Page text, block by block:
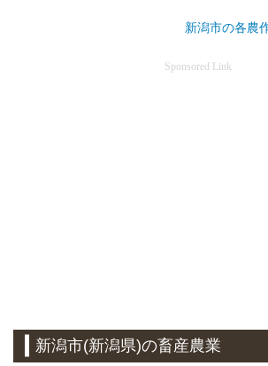
新潟市の各農
Sponsored Link
新潟市(新潟県)の畜産農業